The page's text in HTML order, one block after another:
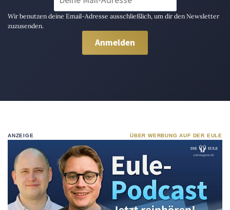
Wir benutzen deine Email-Adresse ausschließlich, um dir den Newsletter
zuzusenden.
ANZEIGE ÜBER WERBUNG AUF DER EULE